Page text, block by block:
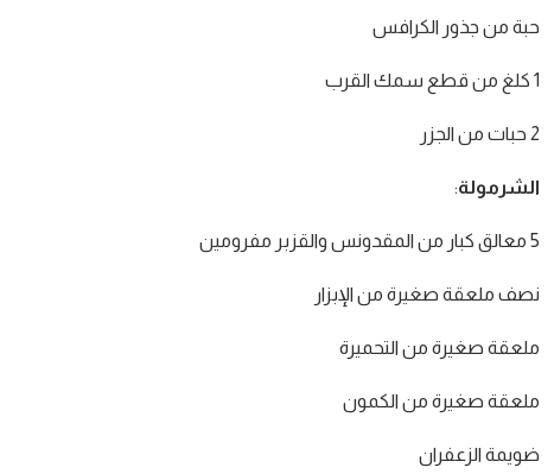
حبة من جذور الكرافس
1 كلغ من قطع سمك القرب
2 حبات من الجزر
الشرمولة:
5 معالق كبار من المقدونس والقزبر مفرومين
نصف ملعقة صغيرة من الإبزار
ملعقة صغيرة من التحميرة
ملعقة صغيرة من الكمون
ضويمة الزعفران